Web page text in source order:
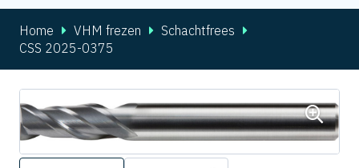
Home VHM frezen
Schachtfrees
CSS 2025-0375